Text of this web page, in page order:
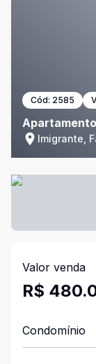
Cód: 2585
Imigrante,
Valor venda
R$
Condomínio